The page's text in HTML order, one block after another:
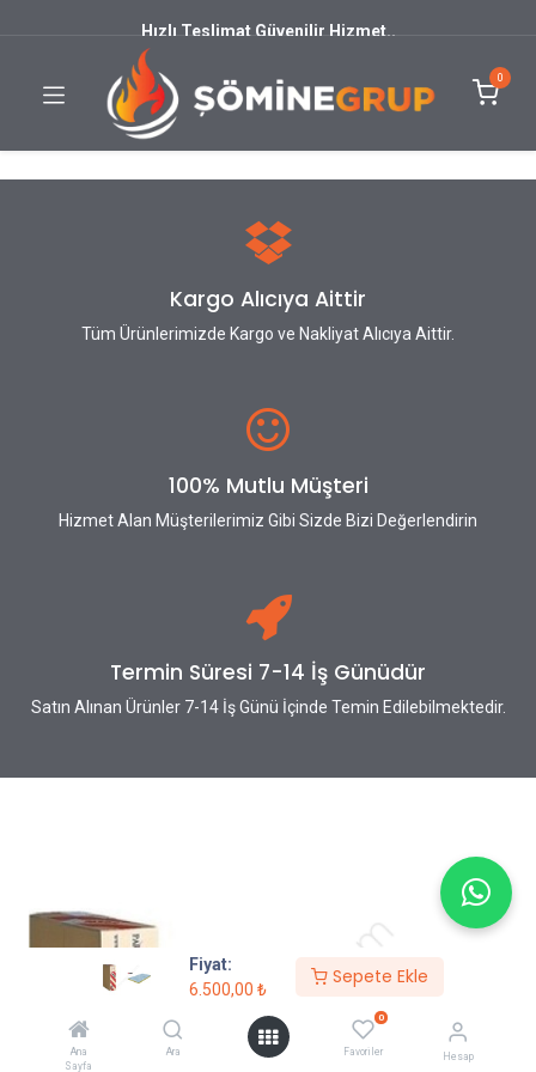
Fiyat:
6.500,00 ₺
Sepete Ekle
Ana
Sayfa
Ara
0
Favoriler Hesap
Hızlı Teslimat Güvenilir Hizmet..
0
Kargo Alıcıya Aittir
Tüm Ürünlerimizde Kargo ve Nakliyat Alıcıya Aittir.
100% Mutlu Müşteri
Hizmet Alan Müşterilerimiz Gibi Sizde Bizi Değerlendirin
Termin Süresi 7-14 İş Günüdür
Satın Alınan Ürünler 7-14 İş Günü İçinde Temin Edilebilmektedir.